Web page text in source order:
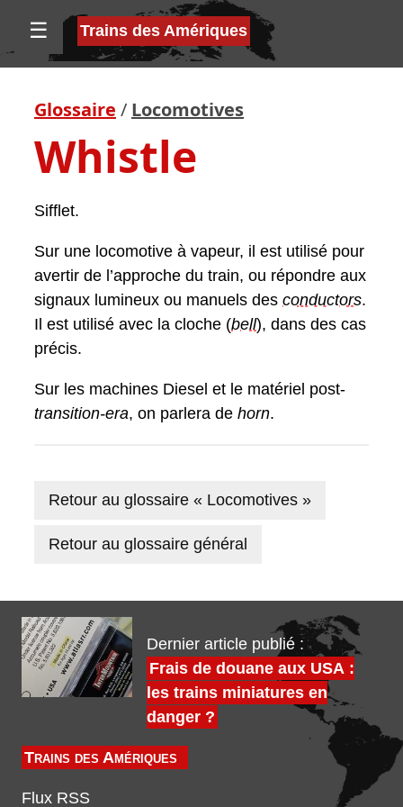
☰ Trains des Amériques
Glossaire / Locomotives
Whistle
Sifflet.
Sur une locomotive à vapeur, il est utilisé pour
avertir de l’approche du train, ou répondre aux
signaux lumineux ou manuels des conductors.
Il est utilisé avec la cloche (bell), dans des cas
précis.
Sur les machines Diesel et le matériel post-
transition-era, on parlera de horn.
Retour au glossaire « Locomotives »
Retour au glossaire général
Dernier article publié :
Frais de douane aux USA :
les trains miniatures en
danger ?
Trains des Amériques
Flux RSS